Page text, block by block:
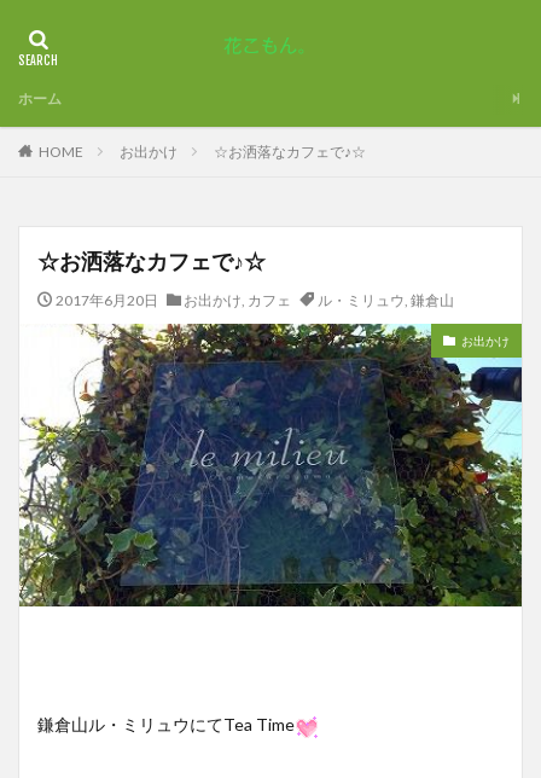
ホーム
HOME お出かけ ☆お洒落なカフェで♪☆
☆お洒落なカフェで♪☆
2017年6月20日 お出かけ, カフェ ル・ミリュウ, 鎌倉山
お出かけ
鎌倉山ル・ミリュウにてTea Time